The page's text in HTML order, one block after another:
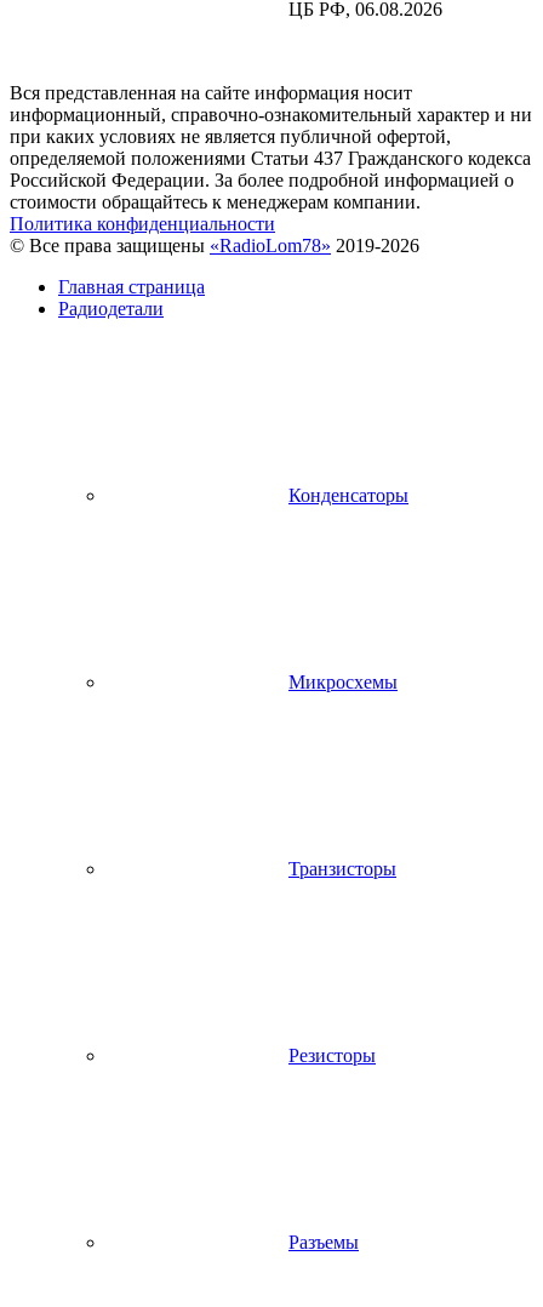
ЦБ РФ, 06.08.2026
Вся представленная на сайте информация носит
информационный, справочно-ознакомительный характер и ни
при каких условиях не является публичной офертой,
определяемой положениями Статьи 437 Гражданского кодекса
Российской Федерации. За более подробной информацией о
стоимости обращайтесь к менеджерам компании.
Политика конфиденциальности
© Все права защищены «RadioLom78» 2019-2026
Главная страница
Радиодетали
Конденсаторы
Микросхемы
Транзисторы
Резисторы
Разъемы